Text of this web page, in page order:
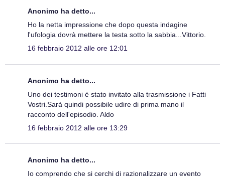
Anonimo ha detto...
Ho la netta impressione che dopo questa indagine
l'ufologia dovrà mettere la testa sotto la sabbia...Vittorio.
16 febbraio 2012 alle ore 12:01
Anonimo ha detto...
Uno dei testimoni è stato invitato alla trasmissione i Fatti
Vostri.Sarà quindi possibile udire di prima mano il
racconto dell'episodio. Aldo
16 febbraio 2012 alle ore 13:29
Anonimo ha detto...
Io comprendo che si cerchi di razionalizzare un evento